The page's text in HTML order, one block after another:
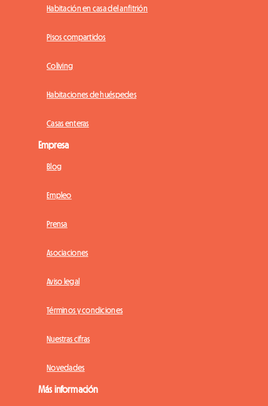
Habitación en casa del anfitrión
Pisos compartidos
Coliving
Habitaciones de huéspedes
Casas enteras
Empresa
Blog
Empleo
Prensa
Asociaciones
Aviso legal
Términos y condiciones
Nuestras cifras
Novedades
Más información